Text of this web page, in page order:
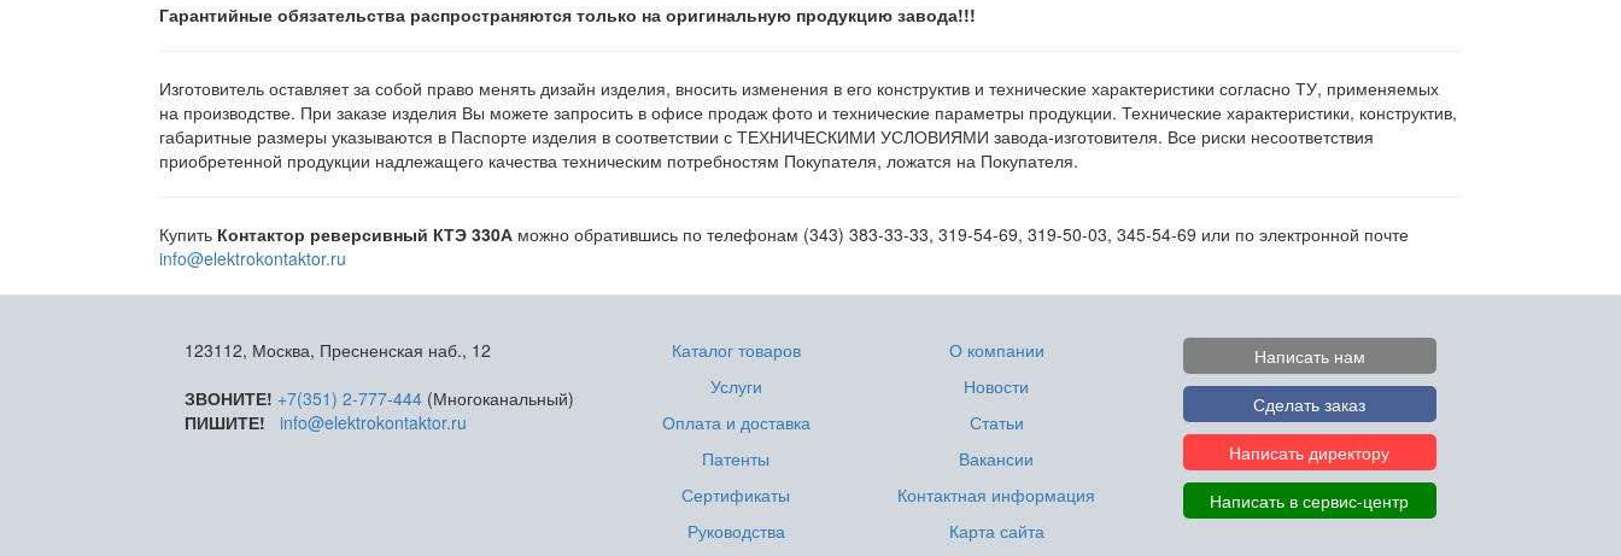
Гарантийные обязательства распространяются только на оригинальную продукцию завода!!!
Изготовитель оставляет за собой право менять дизайн изделия, вносить изменения в его конструктив и технические характеристики согласно ТУ, применяемых
на производстве. При заказе изделия Вы можете запросить в офисе продаж фото и технические параметры продукции. Технические характеристики, конструктив,
габаритные размеры указываются в Паспорте изделия в соответствии с ТЕХНИЧЕСКИМИ УСЛОВИЯМИ завода-изготовителя. Все риски несоответствия
приобретенной продукции надлежащего качества техническим потребностям Покупателя, ложатся на Покупателя.
Купить Контактор реверсивный КТЭ 330А можно обратившись по телефонам (343) 383-33-33, 319-54-69, 319-50-03, 345-54-69 или по электронной почте
info@elektrokontaktor.ru
123112, Москва, Пресненская наб., 12
ЗВОНИТЕ! +7(351) 2-777-444 (Многоканальный)
ПИШИТЕ!
info@elektrokontaktor.ru
Каталог товаров
Услуги
Оплата и доставка
Патенты
Сертификаты
Руководства
О компании
Новости
Статьи
Вакансии
Контактная информация
Карта сайта
Написать нам
Сделать заказ
Написать директору
Написать в сервис-центр